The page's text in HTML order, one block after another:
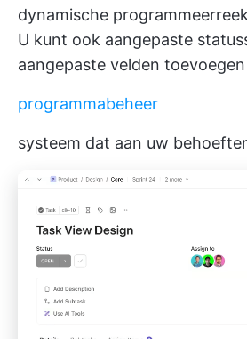
dynamische
U kunt ook aangepaste
aangepaste velden
programmabeheer
systeem dat aan uw